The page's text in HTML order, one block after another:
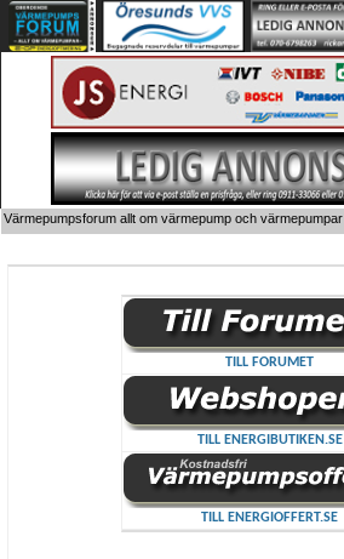
Värmepumpsforum allt om värmepump och värmepumpar
TILL FORUMET
TILL ENERGIBUTIKEN.SE
TILL ENERGIOFFERT.SE